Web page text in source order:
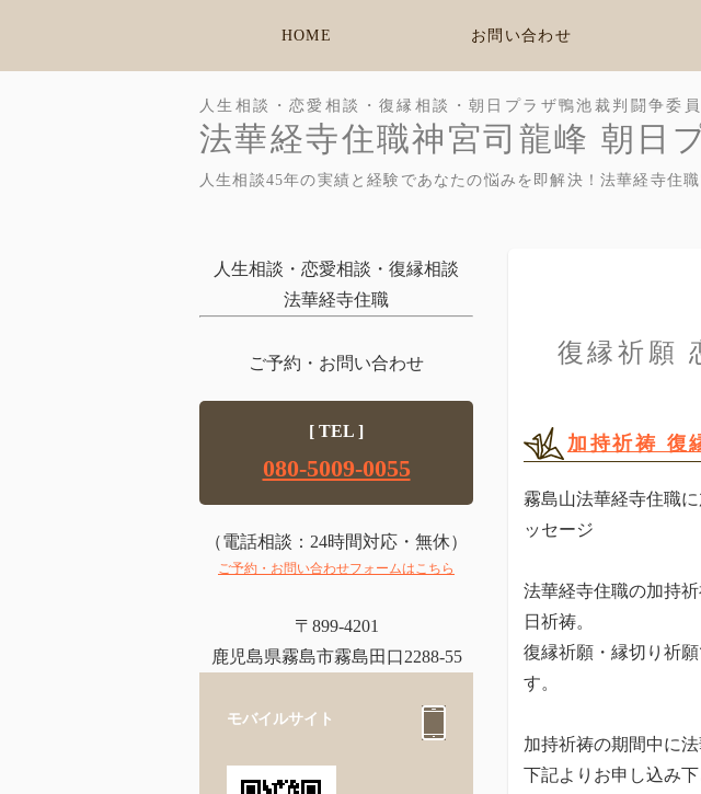
人生相談・恋愛相談・復縁相談・朝日プラザ鴨池裁判闘争委
法華経寺住職神宮司龍峰 朝日
人生相談45年の実績と経験であなたの悩みを即解決！法華経寺住
HOME お問い合わせ
復縁祈願
加持祈祷 復
霧島山法華経寺住職
ッセージ
法華経寺住職の加持
日祈祷。
復縁祈願・縁切り祈
す。
加持祈祷の期間中に
下記よりお申し込み下
人生相談・恋愛相談・復縁相談
法華経寺住職
ご予約・お問い合わせ
[ TEL ]
080-5009-0055
（電話相談：24時間対応・無休）
ご予約・お問い合わせフォームはこちら
〒899-4201
鹿児島県霧島市霧島田口2288-55
モバイルサイト